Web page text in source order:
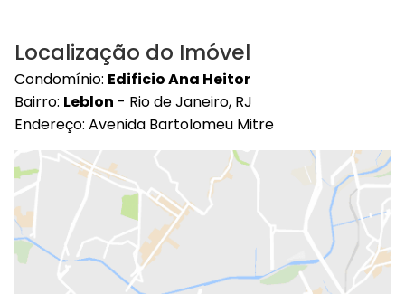
Localização do Imóvel
Condomínio: Edificio Ana Heitor
Bairro: Leblon - Rio de Janeiro, RJ
Endereço: Avenida Bartolomeu Mitre